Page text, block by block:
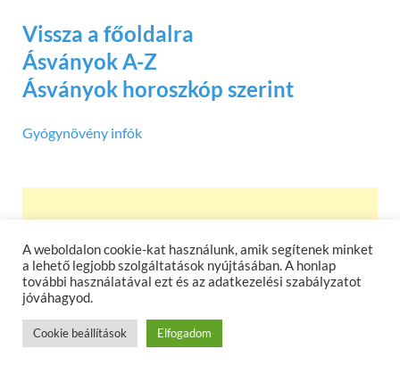
Vissza a főoldalra
Ásványok A-Z
Ásványok horoszkóp szerint
Gyógynövény infók
A weboldalon cookie-kat használunk, amik segítenek minket
a lehető legjobb szolgáltatások nyújtásában. A honlap
további használatával ezt és az adatkezelési szabályzatot
jóváhagyod.
Cookie beállítások Elfogadom